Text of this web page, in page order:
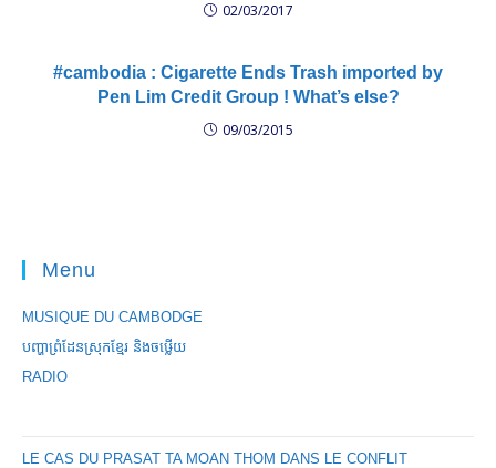
02/03/2017
#cambodia : Cigarette Ends Trash imported by
Pen Lim Credit Group ! What’s else?
09/03/2015
Menu
MUSIQUE DU CAMBODGE
បញ្ហាព្រំដែនស្រុកខ្មែរ និងចឞ្លើយ
RADIO
LE CAS DU PRASAT TA MOAN THOM DANS LE CONFLIT